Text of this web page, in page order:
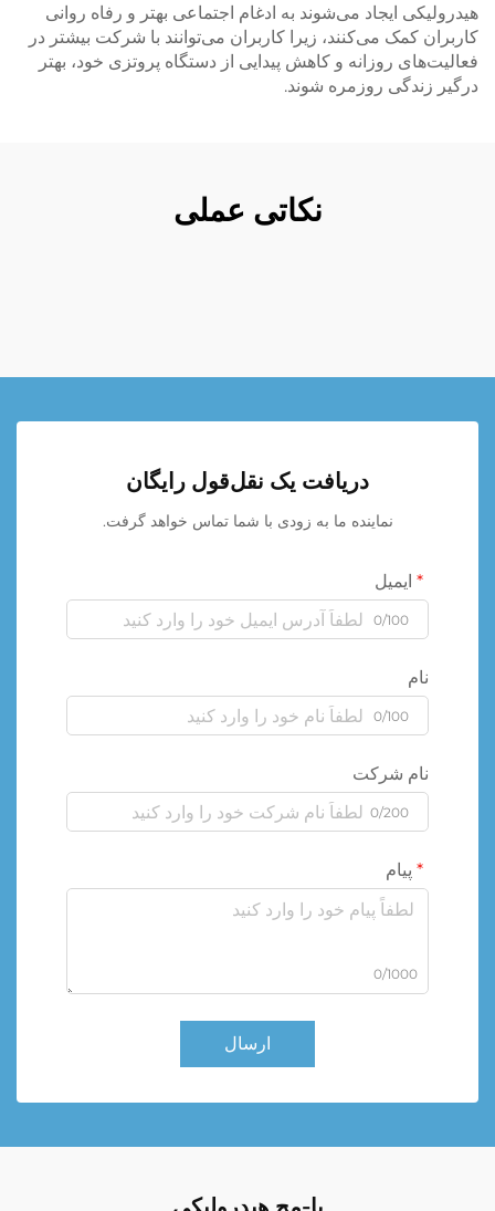
هیدرولیکی ایجاد می‌شوند به ادغام اجتماعی بهتر و رفاه روانی
کاربران کمک می‌کنند، زیرا کاربران می‌توانند با شرکت بیشتر در
فعالیت‌های روزانه و کاهش پیدایی از دستگاه پروتزی خود، بهتر
درگیر زندگی روزمره شوند.
نکاتی عملی
دریافت یک نقل‌قول رایگان
نماینده ما به زودی با شما تماس خواهد گرفت.
ایمیل
0/100
نام
0/100
نام شرکت
0/200
پیام
0/1000
ارسال